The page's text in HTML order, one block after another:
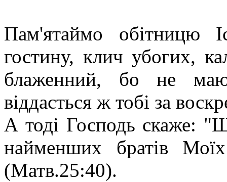
Пам'ятаймо обітницю
гостину, клич убогих,
блаженний, бо не
віддасться ж тобі за
А тоді Господь скаже:
найменших братів
(Матв.25:40).